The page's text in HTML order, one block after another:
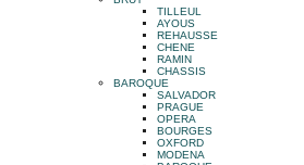
TILLEUL
AYOUS
REHAUSSE
CHENE
RAMIN
CHASSIS
BAROQUE
SALVADOR
PRAGUE
OPERA
BOURGES
OXFORD
MODENA